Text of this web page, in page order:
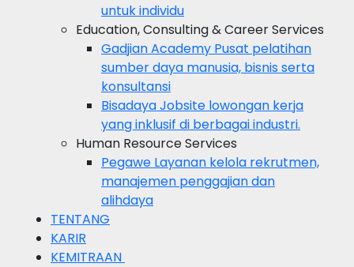
untuk individu
Education, Consulting & Career Services
Gadjian Academy Pusat pelatihan
sumber daya manusia, bisnis serta
konsultansi
BisadayaJobsite lowongan kerja
yang inklusif di berbagai industri.
Human Resource Services
Pegawe Layanan kelola rekrutmen,
manajemen penggajian dan
alihdaya
TENTANG
KARIR
KEMITRAAN